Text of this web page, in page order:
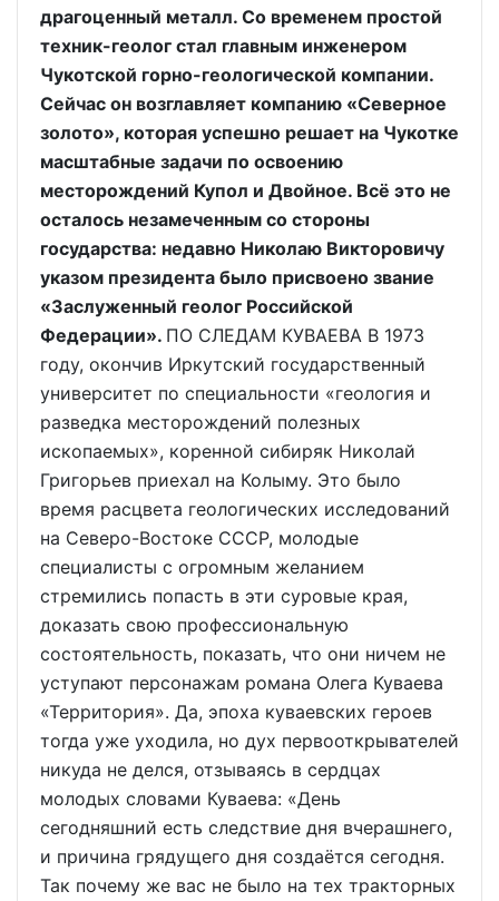
драгоценный металл. Со временем простой
техник-геолог стал главным инженером
Чукотской горно-геологической компании.
Сейчас он возглавляет компанию «Северное
золото», которая успешно решает на Чукотке
масштабные задачи по освоению
месторождений Купол и Двойное. Всё это не
осталось незамеченным со стороны
государства: недавно Николаю Викторовичу
указом президента было присвоено звание
«Заслуженный геолог Российской
Федерации». ПО СЛЕДАМ КУВАЕВА В 1973
году, окончив Иркутский государственный
университет по специальности «геология и
разведка месторождений полезных
ископаемых», коренной сибиряк Николай
Григорьев приехал на Колыму. Это было
время расцвета геологических исследований
на Северо-Востоке СССР, молодые
специалисты с огромным желанием
стремились попасть в эти суровые края,
доказать свою профессиональную
состоятельность, показать, что они ничем не
уступают персонажам романа Олега Куваева
«Территория». Да, эпоха куваевских героев
тогда уже уходила, но дух первооткрывателей
никуда не делся, отзываясь в сердцах
молодых словами Куваева: «День
сегодняшний есть следствие дня вчерашнего,
и причина грядущего дня создаётся сегодня.
Так почему же вас не было на тех тракторных